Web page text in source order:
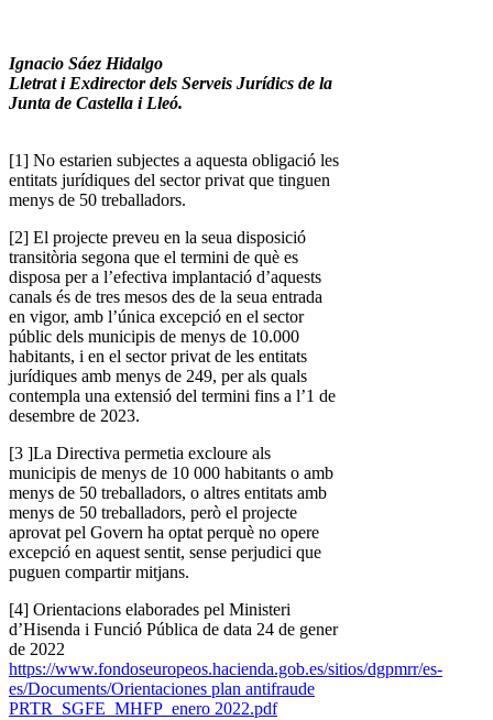
Ignacio Sáez Hidalgo
Lletrat i Exdirector dels Serveis Jurídics de la
Junta de Castella i Lleó.
[1] No estarien subjectes a aquesta obligació les
entitats jurídiques del sector privat que tinguen
menys de 50 treballadors.
[2] El projecte preveu en la seua disposició
transitòria segona que el termini de què es
disposa per a l’efectiva implantació d’aquests
canals és de tres mesos des de la seua entrada
en vigor, amb l’única excepció en el sector
públic dels municipis de menys de 10.000
habitants, i en el sector privat de les entitats
jurídiques amb menys de 249, per als quals
contempla una extensió del termini fins a l’1 de
desembre de 2023.
[3 ]La Directiva permetia excloure als
municipis de menys de 10 000 habitants o amb
menys de 50 treballadors, o altres entitats amb
menys de 50 treballadors, però el projecte
aprovat pel Govern ha optat perquè no opere
excepció en aquest sentit, sense perjudici que
puguen compartir mitjans.
[4] Orientacions elaborades pel Ministeri
d’Hisenda i Funció Pública de data 24 de gener
de 2022
https://www.fondoseuropeos.hacienda.gob.es/sitios/dgpmrr/es-
es/Documents/Orientaciones plan antifraude
PRTR_SGFE_MHFP_enero 2022.pdf